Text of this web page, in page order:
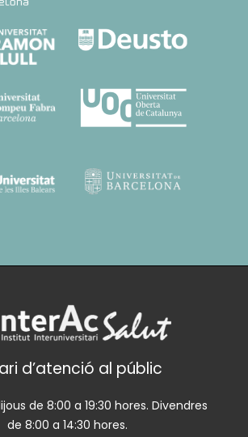
d’atenció al públic
de 8:00 a 19:30 hores. Divendres
de 8:00 a 14:30 hores.